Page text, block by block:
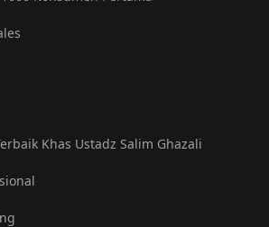
Khas Ustadz Salim Ghazali